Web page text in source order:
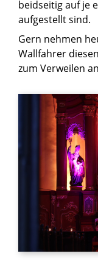
beidseitig auf je
aufgestellt sind.
Gern nehmen
Wallfahrer
zum Verweilen